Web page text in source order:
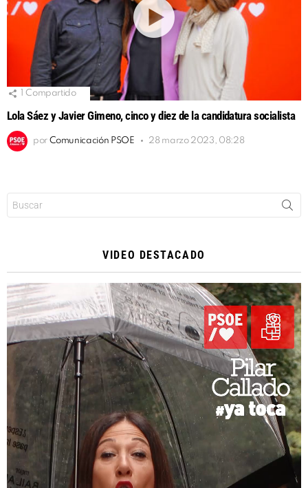
Compartido
Lola Sáez y Javier Gimeno, cinco y diez de la candidatura socialista
por Comunicación PSOE 28 marzo 2023, 08:28
VIDEO DESTACADO
Reproductor
de
vídeo